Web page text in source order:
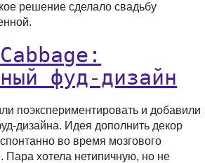
решение сделало свадьбу
фуд-дизайн
поэкспериментировать и добавили
дизайна. Идея дополнить декор
во время мозгового
Пара хотела нетипичную, но не